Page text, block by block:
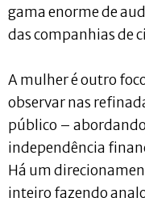
gama enorme de
das companhias de
A mulher é outro
observar nas
público –
independência
Há um
inteiro fazendo